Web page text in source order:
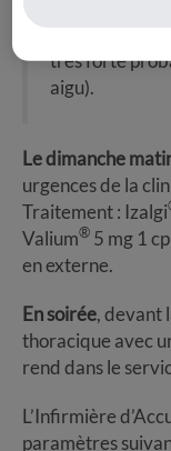
référence de
17ng/L (en
très forte
aigu).
Le dimanche
urgences de la
Traitement : Izalgi
Valium® 5 mg 1
en externe.
En soirée, devant
thoracique avec
rend dans le
L’Infirmière
paramètres